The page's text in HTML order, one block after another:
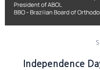
Independence